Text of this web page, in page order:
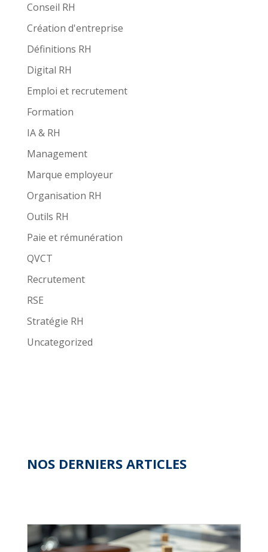
Conseil RH
Création d'entreprise
Définitions RH
Digital RH
Emploi et recrutement
Formation
IA & RH
Management
Marque employeur
Organisation RH
Outils RH
Paie et rémunération
QVCT
Recrutement
RSE
Stratégie RH
Uncategorized
NOS DERNIERS ARTICLES